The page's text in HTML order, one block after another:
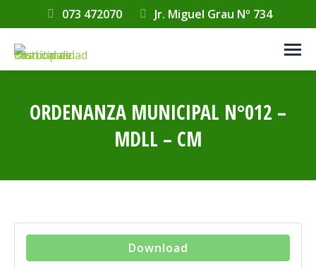
073 472070 Jr. Miguel Grau Nº 734
ORDENANZA MUNICIPAL N°012 –
MDLL – CM
Download